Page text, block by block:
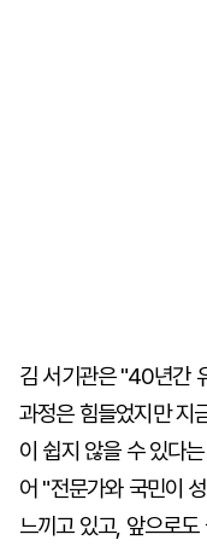
김 서기관은 "40년간
과정은 힘들었지만 지
이 쉽지 않을 수 있다
어 "전문가와 국민이
느끼고 있고, 앞으로